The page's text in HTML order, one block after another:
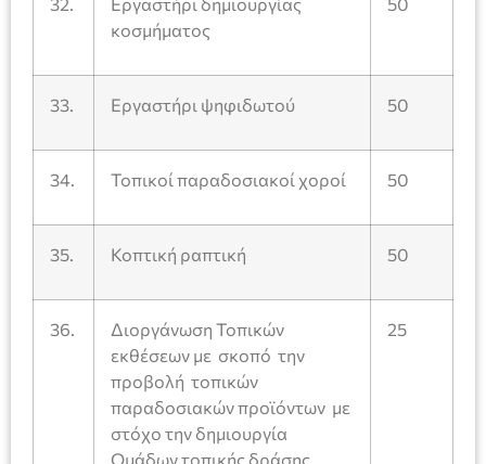
κοσμήματος
33. Εργαστήρι ψηφιδωτού 50
34. Τοπικοί παραδοσιακοί χοροί 50
35. Κοπτική ραπτική 50
36.
Διοργάνωση Τοπικών
εκθέσεων με σκοπό την
προβολή τοπικών
παραδοσιακών προϊόντων με
στόχο την δημιουργία
Ομάδων τοπικής δράσης
25